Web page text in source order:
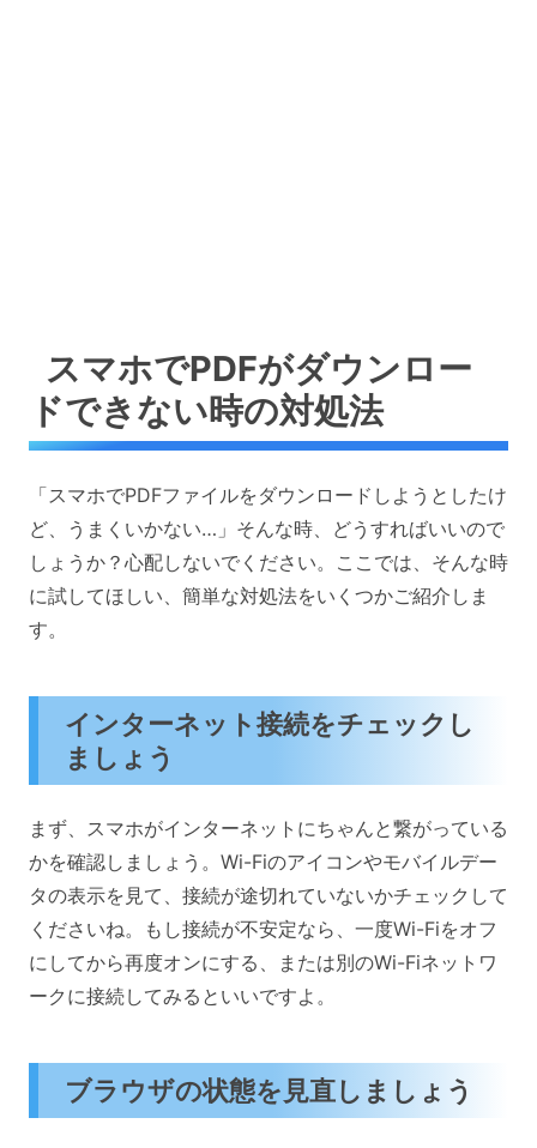
スマホでPDFがダウンロー
ドできない時の対処法
「スマホでPDFファイルをダウンロードしようとしたけ
ど、うまくいかない…」そんな時、どうすればいいので
しょうか？心配しないでください。ここでは、そんな時
に試してほしい、簡単な対処法をいくつかご紹介しま
す。
インターネット接続をチェックし
ましょう
まず、スマホがインターネットにちゃんと繋がっている
かを確認しましょう。Wi-Fiのアイコンやモバイルデー
タの表示を見て、接続が途切れていないかチェックして
くださいね。もし接続が不安定なら、一度Wi-Fiをオフ
にしてから再度オンにする、または別のWi-Fiネットワ
ークに接続してみるといいですよ。
ブラウザの状態を見直しましょう